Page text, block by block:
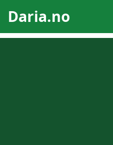
Daria.no